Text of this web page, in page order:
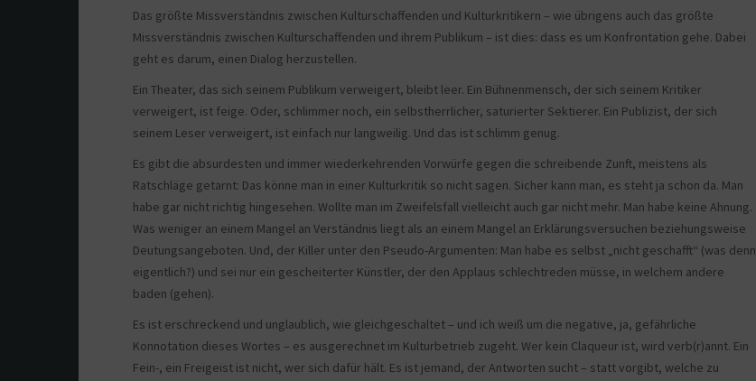
Das größte Missverständnis zwischen Kulturschaffenden und Kulturkritikern – wie übrigens auch das größte
Missverständnis zwischen Kulturschaffenden und ihrem Publikum – ist dies: dass es um Konfrontation gehe. Dabei
geht es darum, einen Dialog herzustellen.
Ein Theater, das sich seinem Publikum verweigert, bleibt leer. Ein Bühnenmensch, der sich seinem Kritiker
verweigert, ist feige. Oder, schlimmer noch, ein selbstherrlicher, saturierter Sektierer. Ein Publizist, der sich
seinem Leser verweigert, ist einfach nur langweilig. Und das ist schlimm genug.
Es gibt die absurdesten und immer wiederkehrenden Vorwürfe gegen die schreibende Zunft, meistens als
Ratschläge getarnt: Das könne man in einer Kulturkritik so nicht sagen. Sicher kann man, es steht ja schon da. Man
habe gar nicht richtig hingesehen. Wollte man im Zweifelsfall vielleicht auch gar nicht mehr. Man habe keine Ahnung.
Was weniger an einem Mangel an Verständnis liegt als an einem Mangel an Erklärungsversuchen beziehungsweise
Deutungsangeboten. Und, der Killer unter den Pseudo-Argumenten: Man habe es selbst „nicht geschafft“ (was denn
eigentlich?) und sei nur ein gescheiterter Künstler, der den Applaus schlechtreden müsse, in welchem andere
baden (gehen).
Es ist erschreckend und unglaublich, wie gleichgeschaltet – und ich weiß um die negative, ja, gefährliche
Konnotation dieses Wortes – es ausgerechnet im Kulturbetrieb zugeht. Wer kein Claqueur ist, wird verb(r)annt. Ein
Fein-, ein Freigeist ist nicht, wer sich dafür hält. Es ist jemand, der Antworten sucht – statt vorgibt, welche zu